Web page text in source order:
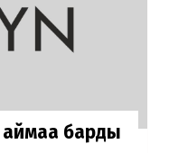
барды